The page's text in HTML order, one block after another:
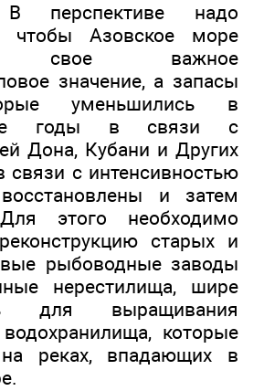
В перспективе надо
чтобы Азовское море
свое важное
значение, а запасы
уменьшились в
годы в связи с
Дона, Кубани и Других
связи с интенсивностью
и затем
этого необходимо
старых и
рыбоводные заводы
нерестилища, шире
для выращивания
которые
реках, впадающих в